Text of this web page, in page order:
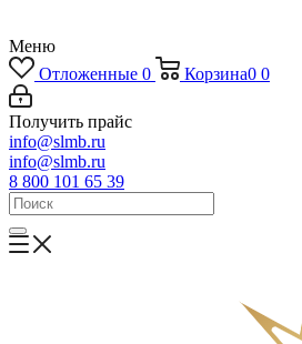
Меню
Отложенные 0 Корзина0 0
Получить прайс
info@slmb.ru
info@slmb.ru
8 800 101 65 39